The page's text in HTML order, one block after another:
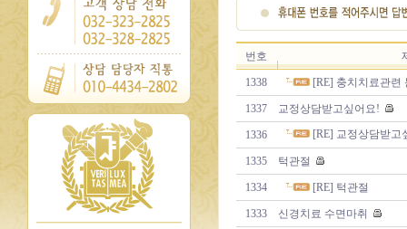
번호
1338 [RE] 충치치료관련
1337 교정상담받고싶어요!
1336 [RE] 교정상담받고
1335 턱관절
1334 [RE] 턱관절
1333 신경치료 수면마취